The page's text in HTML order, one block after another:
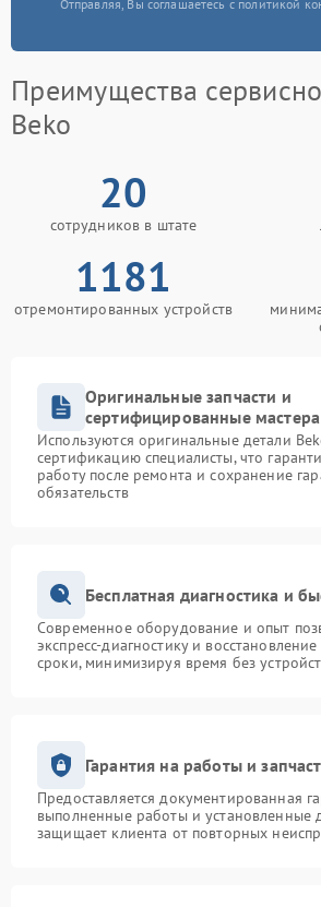
Отправляя, Вы соглашаетесь с политикой
Преимущества
Beko
20
сотрудников в штате
1181
отремонтированных устройств
Оригинальные запчасти и
сертифицированные мастера
Используются оригинальные детали
сертификацию специалисты, что
работу после ремонта и сохранение
обязательств
Бесплатная диагностика и
Современное оборудование и опыт
экспресс-диагностику и
сроки, минимизируя время без
Гарантия на работы и
Предоставляется документированная
выполненные работы и установленные
защищает клиента от повторных